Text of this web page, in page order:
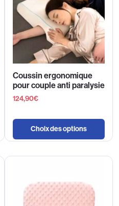
Coussin ergonomique
pour couple anti paralysie
124,90€
Choix des options